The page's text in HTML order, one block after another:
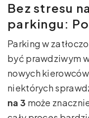
Bez stresu
parkingu:
Parking w
być prawdziwym
nowych
niektórych
na 3 może